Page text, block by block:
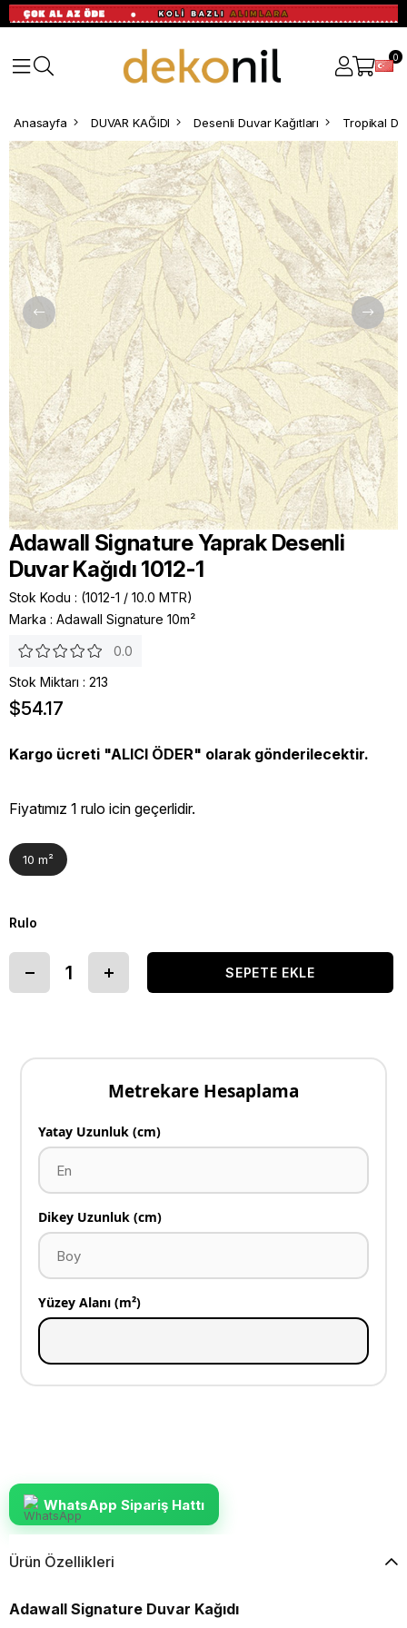
0
Anasayfa DUVAR KAĞIDI Desenli Duvar Kağıtları Tropikal
Adawall Signature Yaprak Desenli
Duvar Kağıdı 1012-1
Stok Kodu
(1012-1 / 10.0 MTR)
Marka : Adawall Signature 10m²
0.0
Stok Miktarı : 213
$54.17
Kargo ücreti "ALICI ÖDER" olarak gönderilecektir.
Fiyatımız 1 rulo icin geçerlidir.
10 m²
Rulo
Metrekare Hesaplama
Yatay Uzunluk (cm)
Dikey Uzunluk (cm)
Yüzey Alanı (m²)
WhatsApp Sipariş Hattı
Ürün Özellikleri
Adawall Signature Duvar Kağıdı